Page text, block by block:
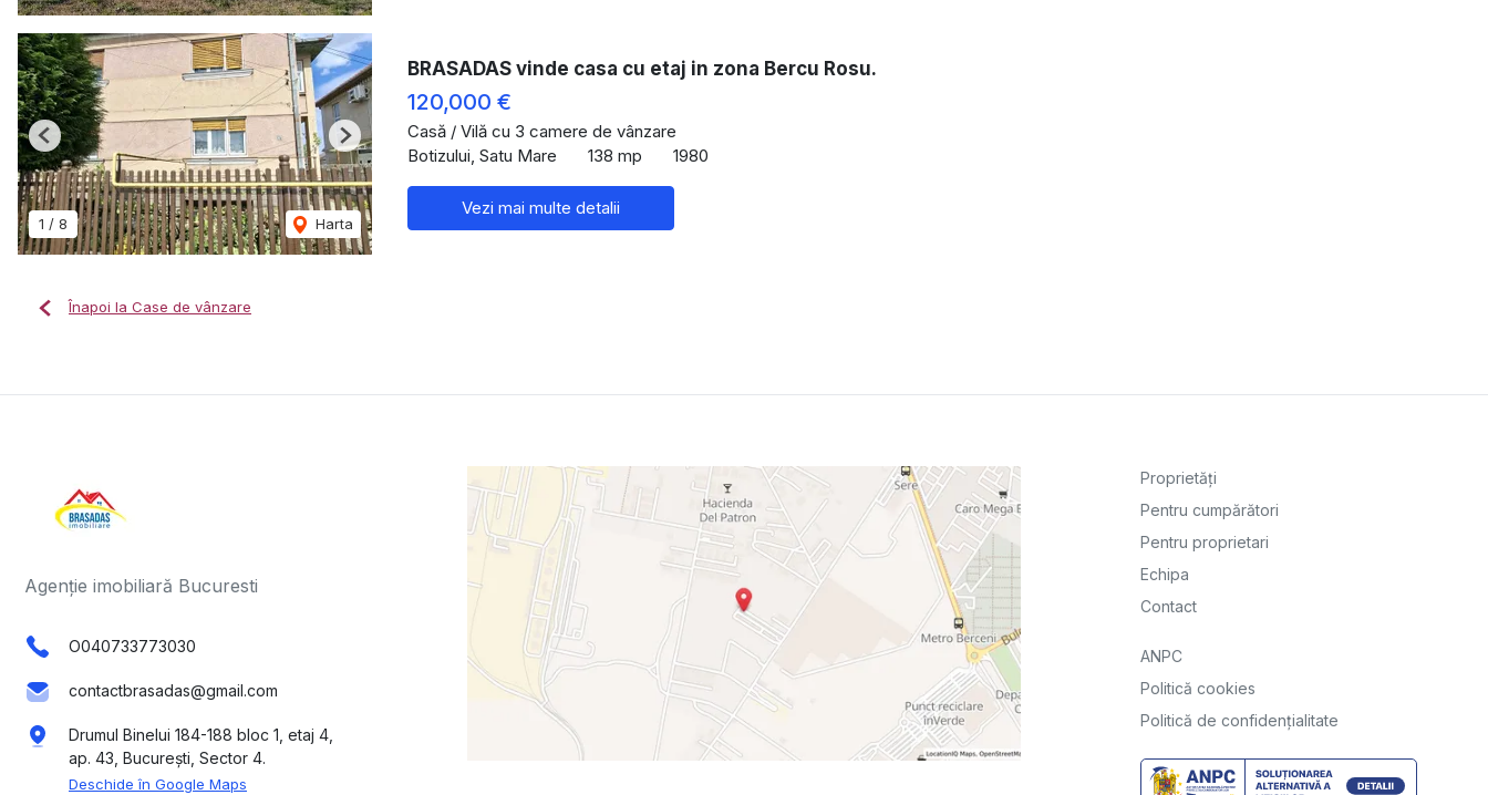
1 / 8 Harta
Previous Next
BRASADAS vinde casa cu etaj in zona Bercu Rosu.
120,000 €
Casă / Vilă cu 3 camere de vânzare
Botizului, Satu Mare
138 mp 1980
Vezi mai multe detalii
Înapoi la Case de vânzare
Agenție imobiliară Bucuresti
O040733773030
contactbrasadas@gmail.com
Drumul Binelui 184-188 bloc 1, etaj 4,
ap. 43, București, Sector 4.
Deschide în Google Maps
Proprietăți
Pentru cumpărători
Pentru proprietari
Echipa
Contact
ANPC
Politică cookies
Politică de confidențialitate